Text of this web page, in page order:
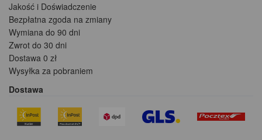
Jakość i Doświadczenie
Bezpłatna zgoda na zmiany
Wymiana do 90 dni
Zwrot do 30 dni
Dostawa 0 zł
Wysyłka za pobraniem
Dostawa